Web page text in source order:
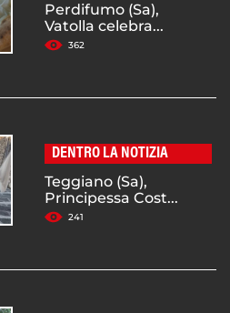
Perdifumo (Sa),
Vatolla celebra...
362
DENTRO LA NOTIZIA
Teggiano (Sa),
Principessa Cost...
241